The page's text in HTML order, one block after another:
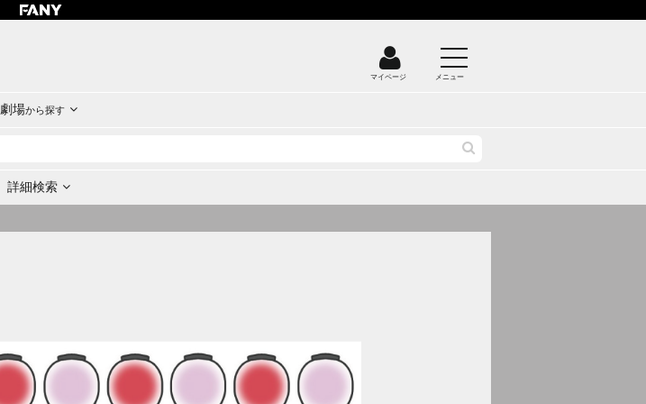
マイページ メニュー
劇場から探す
詳細検索